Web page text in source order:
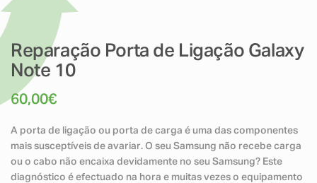
Reparação Porta de Ligação Galaxy
Note 10
60,00€
A porta de ligação ou porta de carga é uma das componentes
mais susceptíveis de avariar. O seu Samsung não recebe carga
ou o cabo não encaixa devidamente no seu Samsung? Este
diagnóstico é efectuado na hora e muitas vezes o equipamento